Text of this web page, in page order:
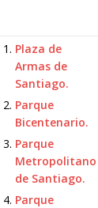
Plaza de
Armas de
Santiago.
Parque
Bicentenario.
Parque
Metropolitano
de Santiago.
Parque